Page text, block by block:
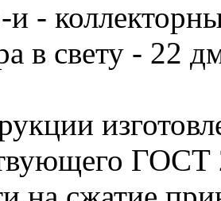
в свету - 22
ГОСТ